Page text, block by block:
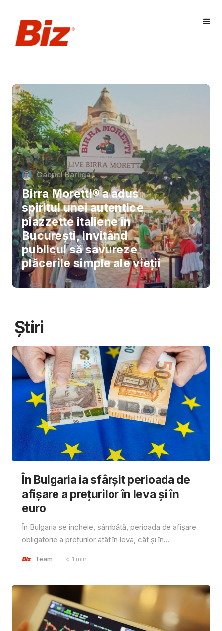
Gabriel Barliga
Birra Moretti® a adus
spiritul unei autentice
piazzette italiene în
București, invitând
publicul să savureze
plăcerile simple ale vieții
Știri
În Bulgaria ia sfârşit perioada de
afișare a prețurilor în ​​leva și în
euro
În Bulgaria se încheie, sâmbătă, perioada de afișare
obligatorie a prețurilor atât în ​​leva, cât și în...
Team < 1 min